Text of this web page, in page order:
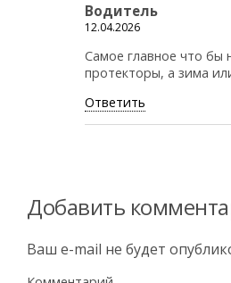
Водитель
12.04.2026
Самое главное что бы
протекторы, а зима
Ответить
Добавить
Ваш e-mail не будет